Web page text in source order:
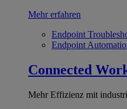
Mehr erfahren
Endpoint
Endpoint
Connected
Mehr Effizienz mit